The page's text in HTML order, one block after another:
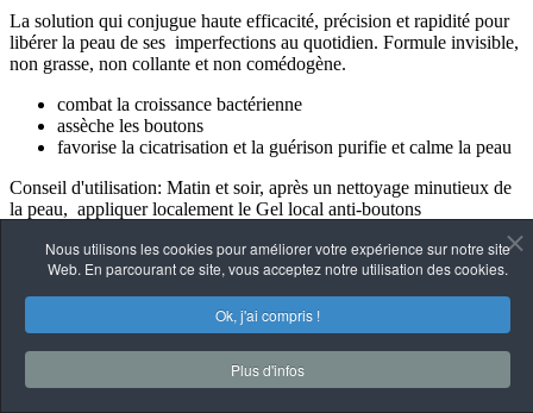
La solution qui conjugue haute efficacité, précision et rapidité pour
libérer la peau de ses imperfections au quotidien. Formule invisible,
non grasse, non collante et non comédogène.
combat la croissance bactérienne
assèche les boutons
favorise la cicatrisation et la guérison purifie et calme la peau
Conseil d'utilisation: Matin et soir, après un nettoyage minutieux de
la peau, appliquer localement le Gel local anti-boutons
crème de jour ou la crème de nuit habituelle. Renouveler
l’application locale 3 fois par jour. N.B. : Pour application locale
seulement.
Nous utilisons les cookies pour améliorer votre expérience sur notre site
Web. En parcourant ce site, vous acceptez notre utilisation des cookies.
Ok, j'ai compris !
Plus d'infos